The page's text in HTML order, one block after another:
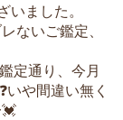
ました。
ないご鑑定、
定通り、今月
や間違い無く